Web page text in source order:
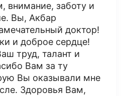
внимание, заботу и
Вы, Акбар
доктор!
и доброе сердце!
труд, талант и
Вам за ту
Вы оказывали мне
Здоровья Вам,